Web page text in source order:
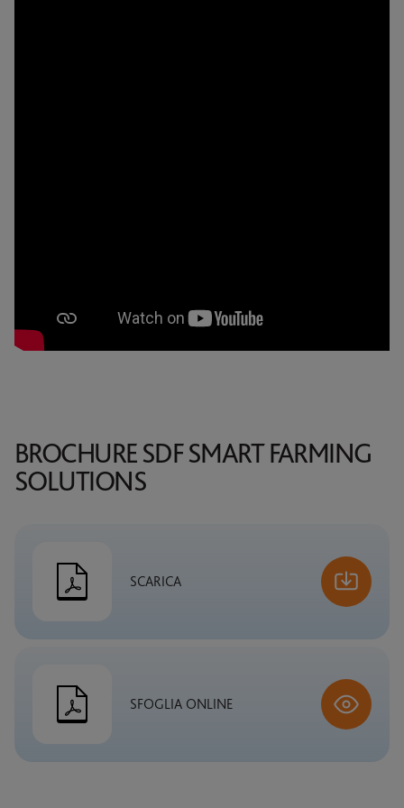
BROCHURE SDF SMART FARMING
SOLUTIONS
SCARICA
SFOGLIA ONLINE